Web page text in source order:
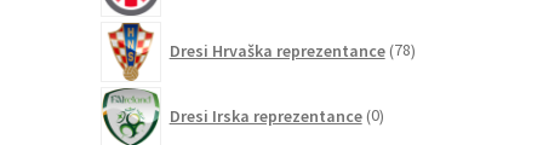
Dresi Hrvaška reprezentance 78izdelkov
Dresi Irska reprezentance 0izdelkov